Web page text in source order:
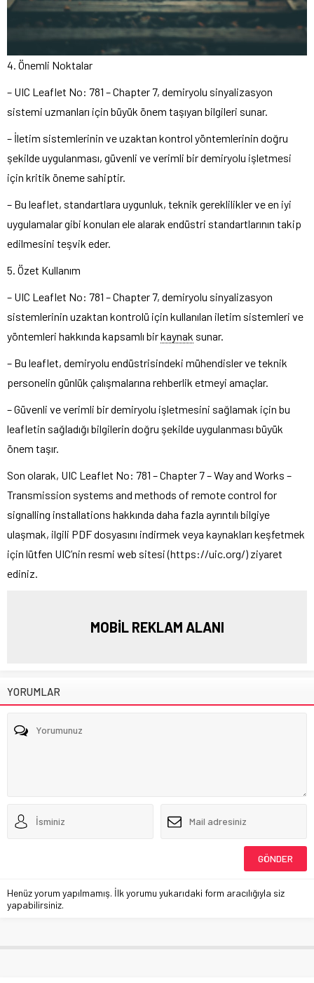
4. Önemli Noktalar
– UIC Leaflet No: 781 – Chapter 7, demiryolu sinyalizasyon
sistemi uzmanları için büyük önem taşıyan bilgileri sunar.
– İletim sistemlerinin ve uzaktan kontrol yöntemlerinin doğru
şekilde uygulanması, güvenli ve verimli bir demiryolu işletmesi
için kritik öneme sahiptir.
– Bu leaflet, standartlara uygunluk, teknik gereklilikler ve en iyi
uygulamalar gibi konuları ele alarak endüstri standartlarının takip
edilmesini teşvik eder.
5. Özet Kullanım
– UIC Leaflet No: 781 – Chapter 7, demiryolu sinyalizasyon
sistemlerinin uzaktan kontrolü için kullanılan iletim sistemleri ve
yöntemleri hakkında kapsamlı birkaynak sunar.
– Bu leaflet, demiryolu endüstrisindeki mühendisler ve teknik
personelin günlük çalışmalarına rehberlik etmeyi amaçlar.
– Güvenli ve verimli bir demiryolu işletmesini sağlamak için bu
leafletin sağladığı bilgilerin doğru şekilde uygulanması büyük
önem taşır.
Son olarak, UIC Leaflet No: 781 – Chapter 7 – Way and Works –
Transmission systems and methods of remote control for
signalling installations hakkında daha fazla ayrıntılı bilgiye
ulaşmak, ilgili PDF dosyasını indirmek veya kaynakları keşfetmek
için lütfen UIC’nin resmi web sitesi (https://uic.org/) ziyaret
ediniz.
MOBİL REKLAM ALANI
YORUMLAR
Henüz yorum yapılmamış. İlk yorumu yukarıdaki form aracılığıyla siz
yapabilirsiniz.